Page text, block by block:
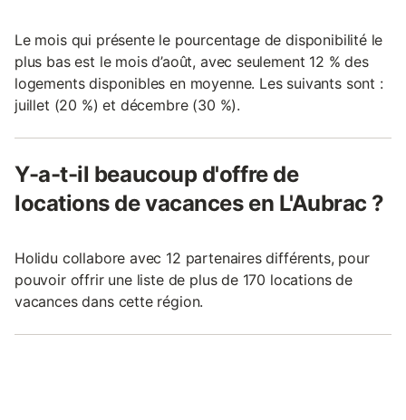
Le mois qui présente le pourcentage de disponibilité le
plus bas est le mois d’août, avec seulement 12 % des
logements disponibles en moyenne. Les suivants sont :
juillet (20 %) et décembre (30 %).
Y-a-t-il beaucoup d'offre de
locations de vacances en L'Aubrac ?
Holidu collabore avec 12 partenaires différents, pour
pouvoir offrir une liste de plus de 170 locations de
vacances dans cette région.